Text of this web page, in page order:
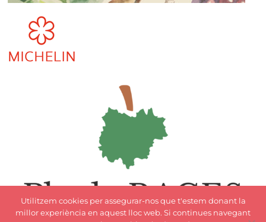
Utilitzem cookies per assegurar-nos que t'estem donant la
millor experiència en aquest lloc web. Si continues navegant